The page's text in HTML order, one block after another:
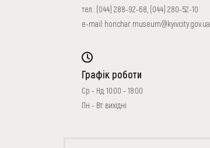
тел.: (044) 288-92-68 (044) 280-52-10
e-mail: honchar.museum@kyivcity.gov.ua
Графік роботи
Ср - Нд: 10:00 - 18:00
Пн - Вт: вихідні